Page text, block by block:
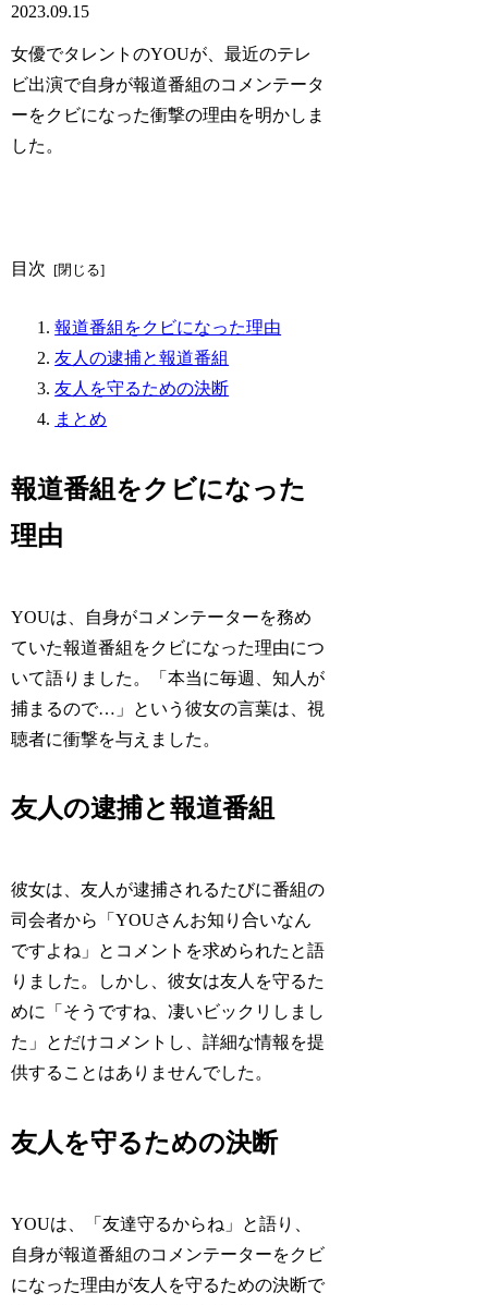
2023.09.15
女優でタレントのYOUが、最近のテレ
ビ出演で自身が報道番組のコメンテータ
ーをクビになった衝撃の理由を明かしま
した。
目次
報道番組をクビになった理由
友人の逮捕と報道番組
友人を守るための決断
まとめ
報道番組をクビになった
理由
YOUは、自身がコメンテーターを務め
ていた報道番組をクビになった理由につ
いて語りました。「本当に毎週、知人が
捕まるので…」という彼女の言葉は、視
聴者に衝撃を与えました。
友人の逮捕と報道番組
彼女は、友人が逮捕されるたびに番組の
司会者から「YOUさんお知り合いなん
ですよね」とコメントを求められたと語
りました。しかし、彼女は友人を守るた
めに「そうですね、凄いビックリしまし
た」とだけコメントし、詳細な情報を提
供することはありませんでした。
友人を守るための決断
YOUは、「友達守るからね」と語り、
自身が報道番組のコメンテーターをクビ
になった理由が友人を守るための決断で